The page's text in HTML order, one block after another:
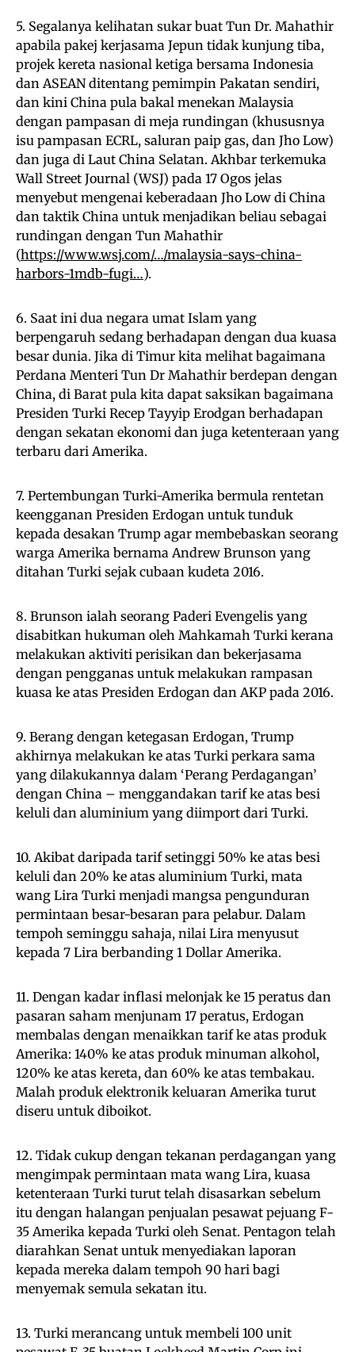
5. Segalanya kelihatan sukar buat Tun Dr. Mahathir
apabila pakej kerjasama Jepun tidak kunjung tiba,
projek kereta nasional ketiga bersama Indonesia
dan ASEAN ditentang pemimpin Pakatan sendiri,
dan kini China pula bakal menekan Malaysia
dengan pampasan di meja rundingan (khususnya
isu pampasan ECRL, saluran paip gas, dan Jho Low)
dan juga di Laut China Selatan. Akhbar terkemuka
Wall Street Journal (WSJ) pada 17 Ogos jelas
menyebut mengenai keberadaan Jho Low di China
dan taktik China untuk menjadikan beliau sebagai
rundingan dengan Tun Mahathir
(https://www.wsj.com/…/malaysia-says-china-
harbors-1mdb-fugi…).
6. Saat ini dua negara umat Islam yang
berpengaruh sedang berhadapan dengan dua kuasa
besar dunia. Jika di Timur kita melihat bagaimana
Perdana Menteri Tun Dr Mahathir berdepan dengan
China, di Barat pula kita dapat saksikan bagaimana
Presiden Turki Recep Tayyip Erodgan berhadapan
dengan sekatan ekonomi dan juga ketenteraan yang
terbaru dari Amerika.
7. Pertembungan Turki-Amerika bermula rentetan
keengganan Presiden Erdogan untuk tunduk
kepada desakan Trump agar membebaskan seorang
warga Amerika bernama Andrew Brunson yang
ditahan Turki sejak cubaan kudeta 2016.
8. Brunson ialah seorang Paderi Evengelis yang
disabitkan hukuman oleh Mahkamah Turki kerana
melakukan aktiviti perisikan dan bekerjasama
dengan pengganas untuk melakukan rampasan
kuasa ke atas Presiden Erdogan dan AKP pada 2016.
9. Berang dengan ketegasan Erdogan, Trump
akhirnya melakukan ke atas Turki perkara sama
yang dilakukannya dalam ‘Perang Perdagangan’
dengan China – menggandakan tarif ke atas besi
keluli dan aluminium yang diimport dari Turki.
10. Akibat daripada tarif setinggi 50% ke atas besi
keluli dan 20% ke atas aluminium Turki, mata
wang Lira Turki menjadi mangsa pengunduran
permintaan besar-besaran para pelabur. Dalam
tempoh seminggu sahaja, nilai Lira menyusut
kepada 7 Lira berbanding 1 Dollar Amerika.
11. Dengan kadar inflasi melonjak ke 15 peratus dan
pasaran saham menjunam 17 peratus, Erdogan
membalas dengan menaikkan tarif ke atas produk
Amerika: 140% ke atas produk minuman alkohol,
120% ke atas kereta, dan 60% ke atas tembakau.
Malah produk elektronik keluaran Amerika turut
diseru untuk diboikot.
12. Tidak cukup dengan tekanan perdagangan yang
mengimpak permintaan mata wang Lira, kuasa
ketenteraan Turki turut telah disasarkan sebelum
itu dengan halangan penjualan pesawat pejuang F-
35 Amerika kepada Turki oleh Senat. Pentagon telah
diarahkan Senat untuk menyediakan laporan
kepada mereka dalam tempoh 90 hari bagi
menyemak semula sekatan itu.
13. Turki merancang untuk membeli 100 unit